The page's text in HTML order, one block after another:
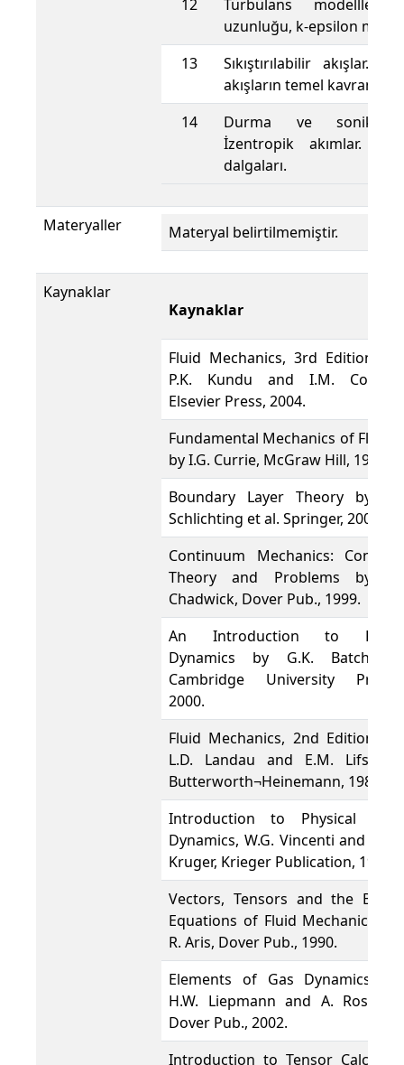
12
Türbülans modellleri.:
uzunluğu, k-epsilon
13
Sıkıştırılabilir akışlar.
akışların temel kavramları.
14
Durma ve sonik
İzentropik akımlar.
dalgaları.
Materyaller Materyal belirtilmemiştir.
Kaynaklar
Kaynaklar
Fluid Mechanics, 3rd Edition by
P.K. Kundu and I.M. Cohen,
Elsevier Press, 2004.
Fundamental Mechanics of Fluids
by I.G. Currie, McGraw Hill, 1993.
Boundary Layer Theory by H.
Schlichting et al. Springer, 2000.
Continuum Mechanics: Concise
Theory and Problems by P.
Chadwick, Dover Pub., 1999.
An Introduction to Fluid
Dynamics by G.K. Batchelor,
Cambridge University Press,
2000.
Fluid Mechanics, 2nd Edition by
L.D. Landau and E.M. Lifshitz,
Butterworth¬Heinemann, 1987.
Introduction to Physical Gas
Dynamics, W.G. Vincenti and C.H.
Kruger, Krieger Publication, 1975.
Vectors, Tensors and the Basic
Equations of Fluid Mechanics by
R. Aris, Dover Pub., 1990.
Elements of Gas Dynamics by
H.W. Liepmann and A. Roshko,
Dover Pub., 2002.
Introduction to Tensor Calculus